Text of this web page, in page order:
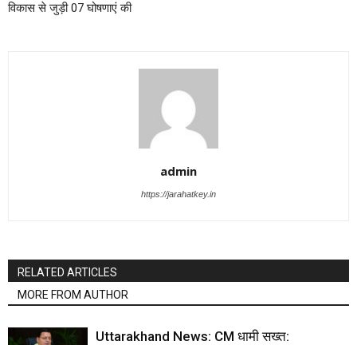
विकास से जुड़ी 07 घोषणाएं की
admin
https://jarahatkey.in
RELATED ARTICLES
MORE FROM AUTHOR
Uttarakhand News: CM धामी सख्त: